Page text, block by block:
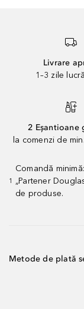
Livrare
1–3 zile
2 Eșantioane
la comenzi de
1
Comandă
„Partener
de produse.
Metode de plată